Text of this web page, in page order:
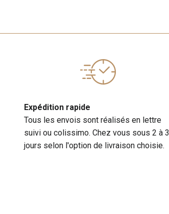
Expédition rapide
Tous les envois sont réalisés en lettre
suivi ou colissimo. Chez vous sous 2 à 3
jours selon l'option de livraison choisie.